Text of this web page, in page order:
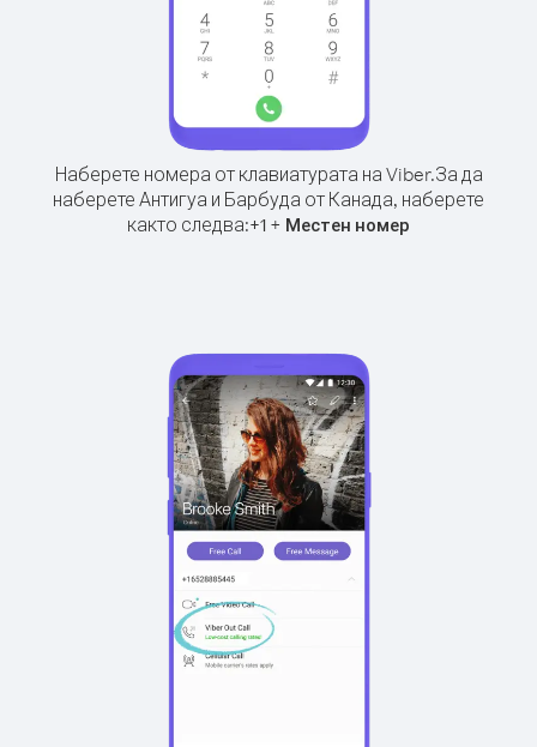
Наберете номера от клавиатурата на Viber.За да
наберете Антигуа и Барбуда от Канада, наберете
както следва:+1 + Местен номер